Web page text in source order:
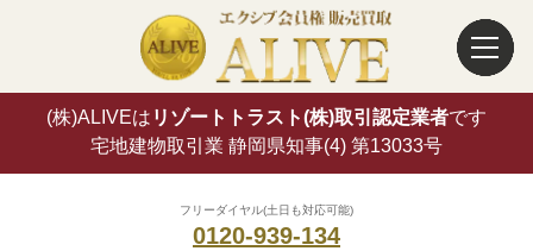
(株)ALIVEは リゾートトラスト(株)取引認定業者です
宅地建物取引業 静岡県知事(4) 第13033号
フリーダイヤル(土日も対応可能)
0120-939-134